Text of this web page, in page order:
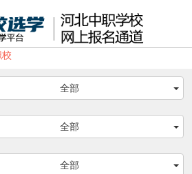
全部
全部
全部